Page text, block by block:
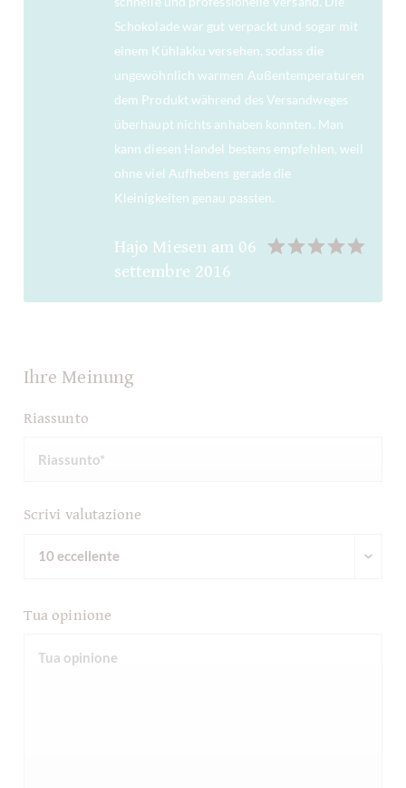
Schokolade war gut verpackt und sogar mit
einem Kühlakku versehen, sodass die
ungewöhnlich warmen Außentemperaturen
dem Produkt während des Versandweges
überhaupt nichts anhaben konnten. Man
kann diesen Handel bestens empfehlen, weil
ohne viel Aufhebens gerade die
Kleinigkeiten genau passten.
Hajo Miesenam 06
settembre 2016
Ihre Meinung
Riassunto
Scrivi valutazione
Tua opinione